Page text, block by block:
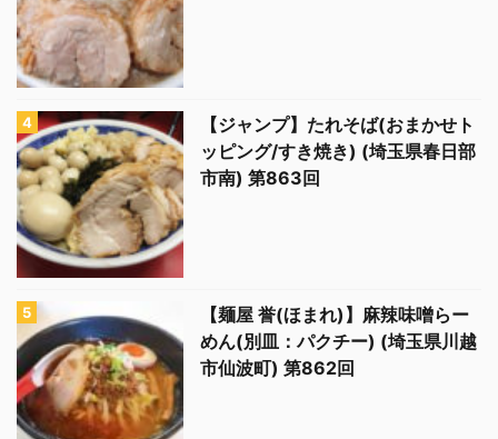
【ジャンプ】たれそば(おまかせト
ッピング/すき焼き) (埼玉県春日部
市南) 第863回
【麺屋 誉(ほまれ)】麻辣味噌らー
めん(別皿：パクチー) (埼玉県川越
市仙波町) 第862回